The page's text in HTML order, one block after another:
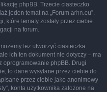
phpBB. Trzecie ciasteczko
jeden temat na „Forum arhn.eu”.
które tematy zostały przez ciebie
na forum.
też utworzyć ciasteczka
ich ten dokument nie dotyczy – ma
oprogramowanie phpBB. Drugi
to dane wysyłane przez ciebie do
przez ciebie jako anonimowy
konta użytkownika założone na